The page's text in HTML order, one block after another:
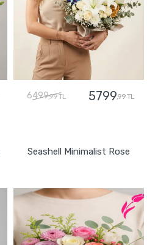
6499,99 TL 5799,99 TL
Seashell Minimalist Rose